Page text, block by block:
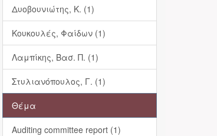
Δυοβουνιώτης, Κ. (1)
Κουκουλές, Φαίδων (1)
Λαμπίκης, Βασ. Π. (1)
Στυλιανόπουλος, Γ. (1)
Θέμα
Auditing committee report (1)